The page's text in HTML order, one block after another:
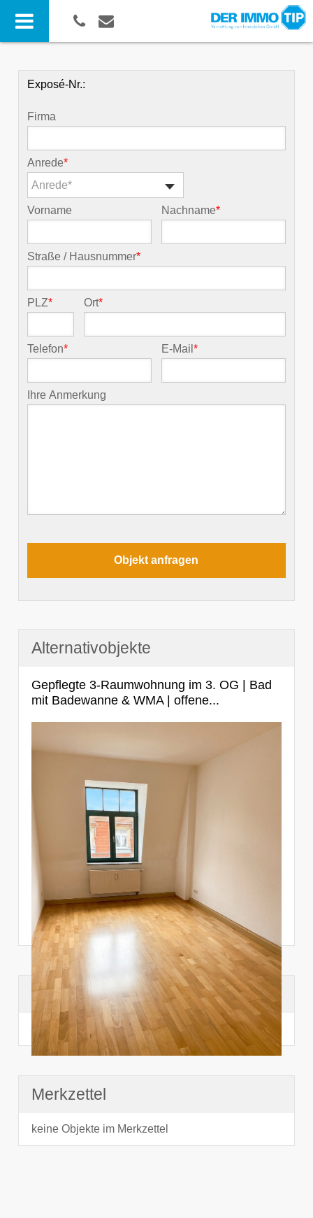
Exposé-Nr.:
Firma
Anrede*
Anrede*
Vorname Nachname*
Straße / Hausnummer*
PLZ* Ort*
Telefon* E-Mail*
Ihre Anmerkung
Alternativobjekte
Gepflegte 3-Raumwohnung im 3. OG | Bad
mit Badewanne & WMA | offene...
Suchhistorie
noch nichts angesehen
Merkzettel
keine Objekte im Merkzettel